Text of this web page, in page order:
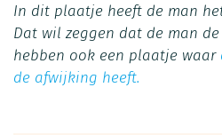
In dit plaatje heeft de man
Dat wil zeggen dat de man
hebben ook een plaatje waar
de afwijking heeft.